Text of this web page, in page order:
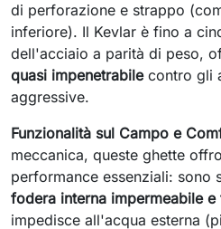
di perforazione e strappo
inferiore). Il Kevlar è fino a
dell'acciaio a parità di peso,
quasi impenetrabilecontro gli
aggressive.
Funzionalità sul Campo e
meccanica, queste ghette
performance essenziali: sono
fodera interna impermeabile e
impedisce all'acqua esterna